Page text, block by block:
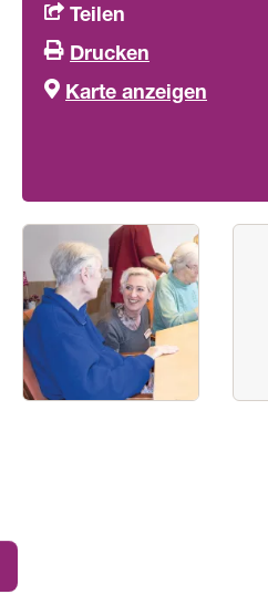
Teilen
Drucken
Karte anzeigen